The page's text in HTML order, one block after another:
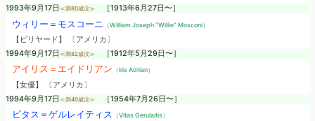
1993年9月17日 ≪満80歳没≫ ［1913年6月27日〜］
ウィリー＝モスコーニ （William Joseph “Willie” Mosconi）
【ビリヤード】 〔アメリカ〕
1994年9月17日 ≪満82歳没≫ ［1912年5月29日〜］
アイリス＝エイドリアン （Iris Adrian）
【女優】 〔アメリカ〕
1994年9月17日 ≪満40歳没≫ ［1954年7月26日〜］
ビタス＝ゲルレイティス （Vitas Gerulaitis）